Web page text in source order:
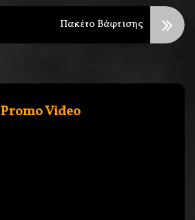
Πακέτο Βάφτισης
Promo Video